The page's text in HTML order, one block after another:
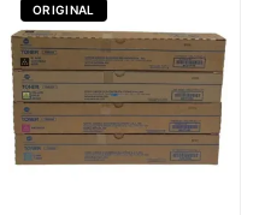
ORIGINAL